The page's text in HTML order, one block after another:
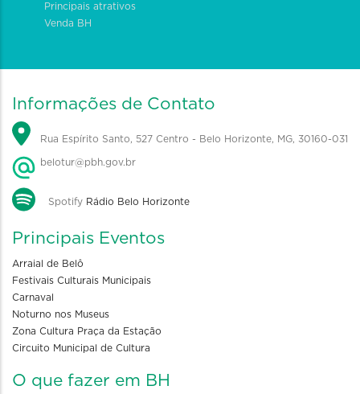
Principais atrativos
Venda BH
Informações de Contato
Rua Espírito Santo, 527 Centro - Belo Horizonte, MG, 30160-031
belotur@pbh.gov.br
Spotify Rádio Belo Horizonte
Principais Eventos
Arraial de Belô
Festivais Culturais Municipais
Carnaval
Noturno nos Museus
Zona Cultura Praça da Estação
Circuito Municipal de Cultura
O que fazer em BH